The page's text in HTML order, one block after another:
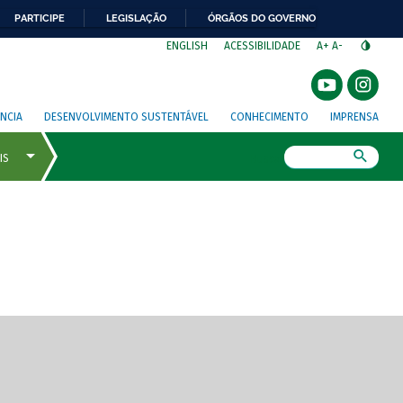
PARTICIPE LEGISLAÇÃO ÓRGÃOS DO GOVERNO
ENGLISH ACESSIBILIDADE A+ A-
DESENVOLVIMENTO SUSTENTÁVEL CONHECIMENTO IMPRENSA
de tela